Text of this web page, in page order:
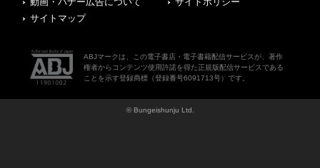
サイトマップ
ABJマークは、この電子書店・電子書籍配信サービスが、著作
権者からコンテンツ使用許諾を得た正規版配信サービスである
ことを示す登録商標（登録番号6091713号）です。
© Bungeishunju Ltd.